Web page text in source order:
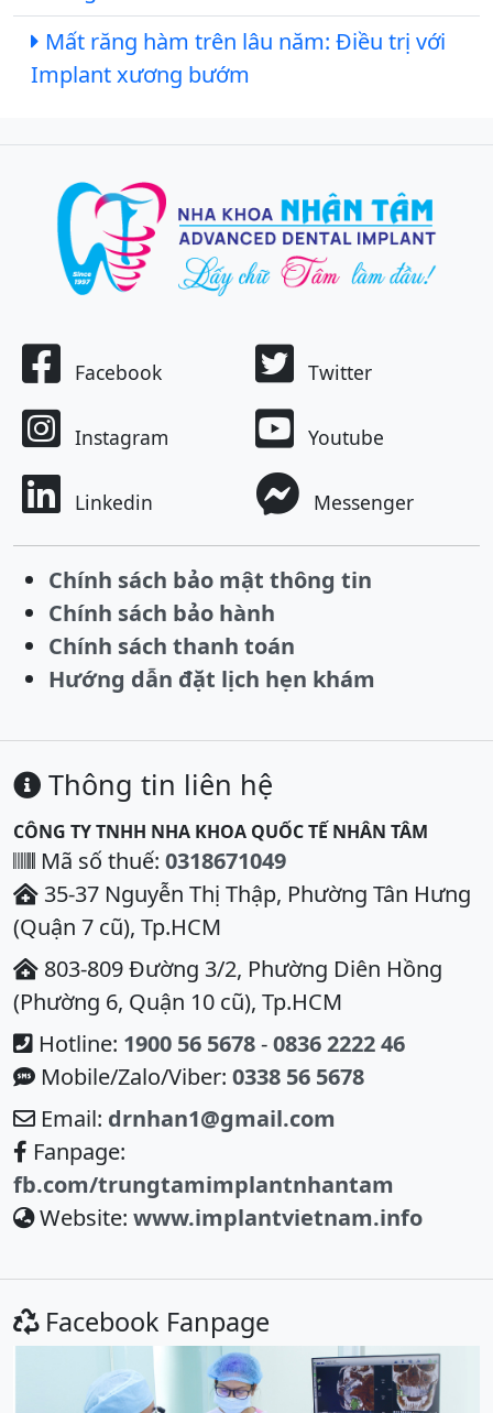
Mất răng hàm trên lâu năm: Điều trị với
Implant xương bướm
Facebook Twitter
Instagram Youtube
Linkedin Messenger
Chính sách bảo mật thông tin
Chính sách bảo hành
Chính sách thanh toán
Hướng dẫn đặt lịch hẹn khám
Thông tin liên hệ
CÔNG TY TNHH NHA KHOA QUỐC TẾ NHÂN TÂM
Mã số thuế: 0318671049
35-37 Nguyễn Thị Thập, Phường Tân Hưng
(Quận 7 cũ), Tp.HCM
803-809 Đường 3/2, Phường Diên Hồng
(Phường 6, Quận 10 cũ), Tp.HCM
Hotline: 1900 56 5678-0836 2222 46
Mobile/Zalo/Viber: 0338 56 5678
Email: drnhan1@gmail.com
Fanpage:
fb.com/trungtamimplantnhantam
Website: www.implantvietnam.info
Facebook Fanpage